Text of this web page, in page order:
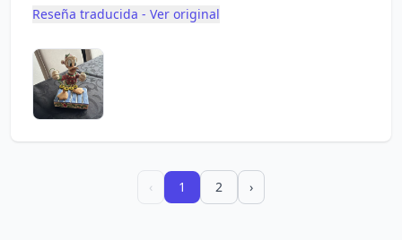
Reseña traducida - Ver original
‹ 1 2 ›